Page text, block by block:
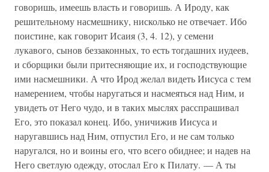
говоришь, имеешь власть и говоришь. А Ироду, как
решительному насмешнику, нисколько не отвечает. Ибо
поистине, как говорит Исаия (3, 4. 12), у семени
лукавого, сынов беззаконных, то есть тогдашних иудеев,
и сборщики были притесняющие их, и господствующие
ими насмешники. А что Ирод желал видеть Иисуса с тем
намерением, чтобы наругаться и насмеяться над Ним, и
увидеть от Него чудо, и в таких мыслях расспрашивал
Его, это показал конец. Ибо, уничижив Иисуса и
наругавшись над Ним, отпустил Его, и не сам только
наругался, но и воины его, что всего обиднее; и надев на
Него светлую одежду, отослал Его к Пилату. — А ты